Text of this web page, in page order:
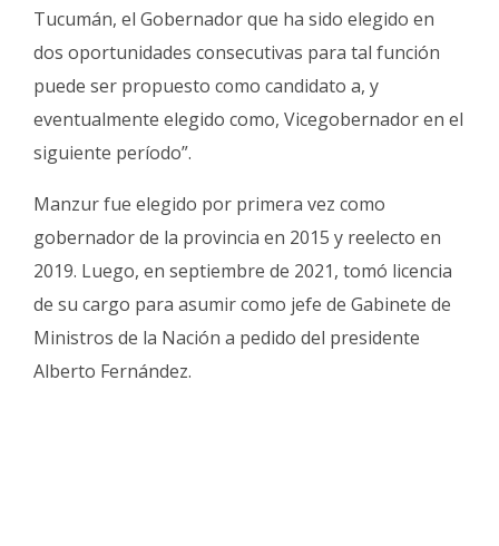
Tucumán, el Gobernador que ha sido elegido en
dos oportunidades consecutivas para tal función
puede ser propuesto como candidato a, y
eventualmente elegido como, Vicegobernador en el
siguiente período”.
Manzur fue elegido por primera vez como
gobernador de la provincia en 2015 y reelecto en
2019. Luego, en septiembre de 2021, tomó licencia
de su cargo para asumir como jefe de Gabinete de
Ministros de la Nación a pedido del presidente
Alberto Fernández.